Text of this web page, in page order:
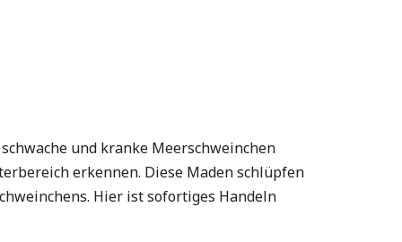
und kranke Meerschweinchen
erkennen. Diese Maden schlüpfen
Hier ist sofortiges Handeln